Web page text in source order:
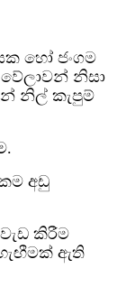
හෝ ජංගම
නිසා
නිල් කැපුම්
අඩු
කිරීම
ඇති